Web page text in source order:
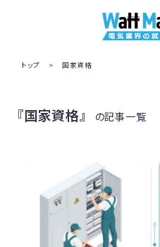
トップ > 国家資格
『国家資格』 の記事一覧